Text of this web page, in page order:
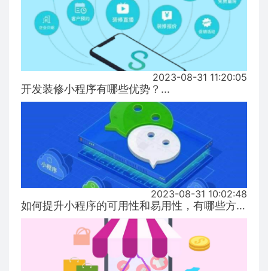
2023-08-31 11:20:05
开发装修小程序有哪些优势？...
2023-08-31 10:02:48
如何提升小程序的可用性和易用性，有哪些方式！...